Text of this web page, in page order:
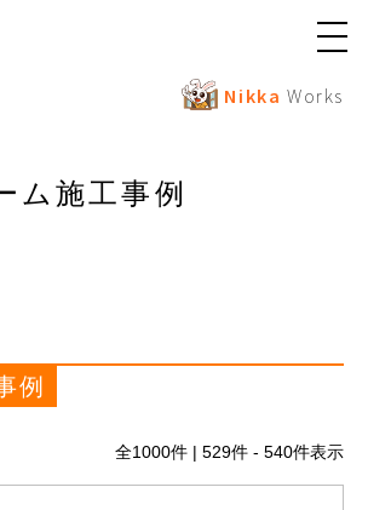
メ
ュ
Nikka Works
ム施工事例
例
全1000件 | 529件 - 540件表示